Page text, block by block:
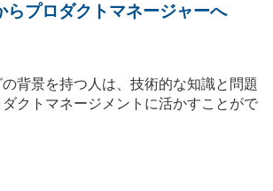
らプロダクトマネージャーへ
背景を持つ人は、技術的な知識と問題
クトマネージメントに活かすことがで